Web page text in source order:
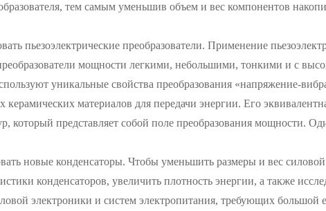
тем самым уменьшив объем и вес компонентов
пьезоэлектрические преобразователи. Применение
мощности легкими, небольшими, тонкими и с
уникальные свойства преобразования «напряжение-
керамических материалов для передачи энергии. Его
который представляет собой поле преобразования мощности.
новые конденсаторы. Чтобы уменьшить размеры и вес
конденсаторов, увеличить плотность энергии, а также
электроники и систем электропитания, требующих большой